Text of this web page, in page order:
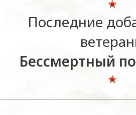
Последние
Бессмертный